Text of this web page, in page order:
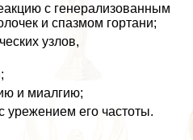
с генерализованным
и спазмом гортани;
узлов,
и миалгию;
урежением его частоты.